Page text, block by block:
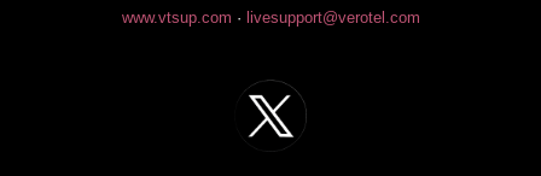
www.vtsup.com · livesupport@verotel.com